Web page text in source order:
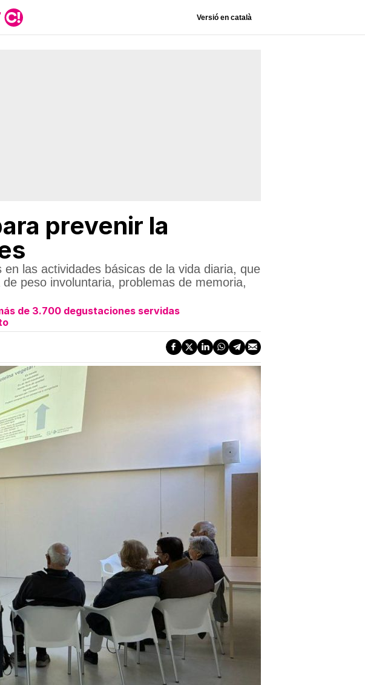
Versió en català
prevenir la
las actividades básicas de la vida diaria, que
peso involuntaria, problemas de memoria,
de 3.700 degustaciones servidas